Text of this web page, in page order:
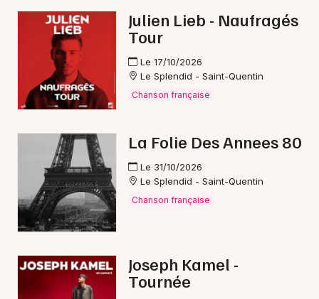
Julien Lieb - Naufragés
Tour
Le 17/10/2026
Le Splendid - Saint-Quentin
Chanson française
La Folie Des Annees 80
Le 31/10/2026
Le Splendid - Saint-Quentin
Chanson française
Joseph Kamel -
Tournée